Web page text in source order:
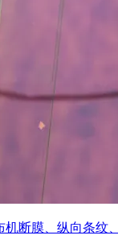
机断膜、纵向条纹